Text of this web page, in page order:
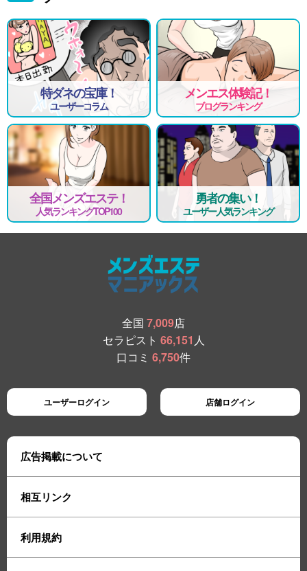
特ダネの宝庫！
ユーザーコラム
メンエス体験記！
ブログランキング
全国メンズエステ！
人気ランキングTOP100
勇者の集い！
ユーザー人気ランキング
全国 7,009店
セラピスト 66,151 人
口コミ 6,750件
ユーザーログイン 店舗ログイン
広告掲載について
相互リンク
利用規約